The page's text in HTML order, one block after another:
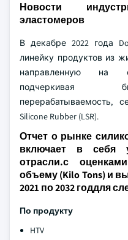
Новости
эластомеров
В декабре 2022 года
линейку продуктов из
направленную на
подчеркивая
перерабатываемость,
Silicone Rubber (LSR).
Отчет о рынке
включает в себя
отрасли.с
объему (Kilo Tons) и
2021 по 2032 годдля
По продукту
HTV